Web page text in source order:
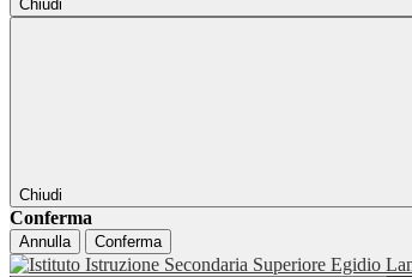
Chiudi
Chiudi
Conferma
Annulla Conferma